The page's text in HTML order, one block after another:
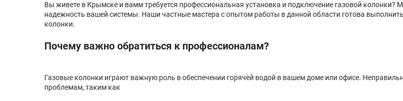
Вы живете в Крымске и вамм требуется профессиональная установка и подключение газовой колонки?
надежность вашей системы. Наши частные мастера с опытом работы в данной области готова
колонки.
Почему важно обратиться к профессионалам?
Газовые колонки играют важную роль в обеспечении горячей водой в вашем доме или офисе.
проблемам, таким как